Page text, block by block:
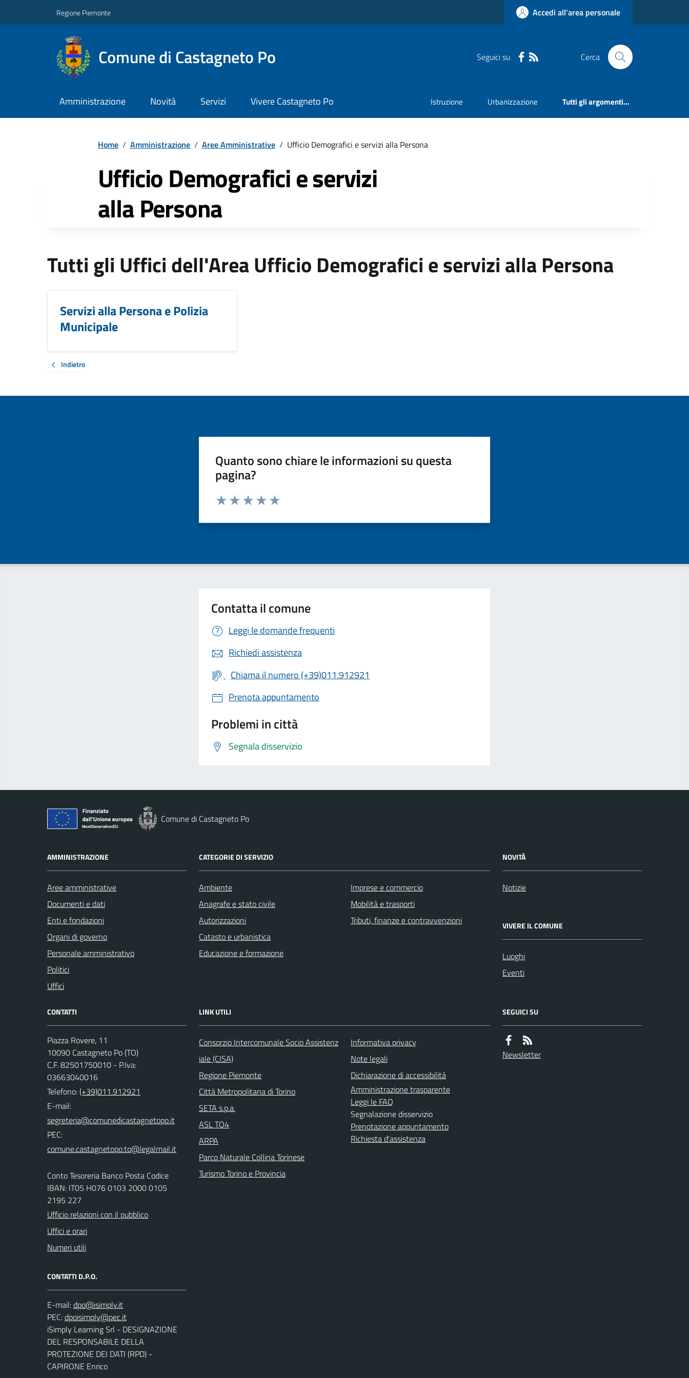
Regione Piemonte Accedi all'area personale
Comune di Castagneto Po Seguici su Cerca
Amministrazione Novità Servizi Vivere Castagneto Po Istruzione Urbanizzazione Tutti gli argomenti...
Home / Amministrazione / Aree Amministrative / Ufficio Demografici e servizi alla Persona
Ufficio Demografici e servizi
alla Persona
Tutti gli Uffici dell'Area Ufficio Demografici e servizi alla Persona
Servizi alla Persona e Polizia
Municipale
Indietro
Quanto sono chiare le informazioni su questa
pagina?
Valuta da 1 a 5 stelle la pagina
Contatta il comune
Leggi le domande frequenti
Richiedi assistenza
Chiama il numero (+39)011.912921
Prenota appuntamento
Problemi in città
Segnala disservizio
Comune di Castagneto Po
AMMINISTRAZIONE
Aree amministrative
Documenti e dati
Enti e fondazioni
Organi di governo
Personale amministrativo
Politici
Uffici
CATEGORIE DI SERVIZIO
Ambiente
Anagrafe e stato civile
Autorizzazioni
Catasto e urbanistica
Educazione e formazione
Imprese e commercio
Mobilità e trasporti
Tributi, finanze e contravvenzioni
NOVITÀ
Notizie
VIVERE IL COMUNE
Luoghi
Eventi
CONTATTI
Piazza Rovere, 11
10090 Castagneto Po (TO)
C.F. 82501750010 - P.Iva:
03663040016
Telefono:(+39)011.912921
E-mail:
PEC:
Conto Tesoreria Banco Posta Codice
IBAN: IT05 H076 0103 2000 0105
2195 227
Ufficio relazioni con il pubblico
Uffici e orari
Numeri utili
CONTATTI D.P.O.
E-mail:
PEC:
iSimply Learning Srl - DESIGNAZIONE
DEL RESPONSABILE DELLA
PROTEZIONE DEI DATI (RPD) -
CAPIRONE Enrico
LINK UTILI
Consorzio Intercomunale Socio Assistenz
iale (CISA)
Regione Piemonte
Città Metropolitana di Torino
SETA s.p.a.
ASL TO4
ARPA
Parco Naturale Collina Torinese
Turismo Torino e Provincia
Informativa privacy
Note legali
Dichiarazione di accessibilità
Amministrazione trasparente
Leggi le FAQ
Segnalazione disservizio
Prenotazione appuntamento
Richiesta d'assistenza
SEGUICI SU
Newsletter